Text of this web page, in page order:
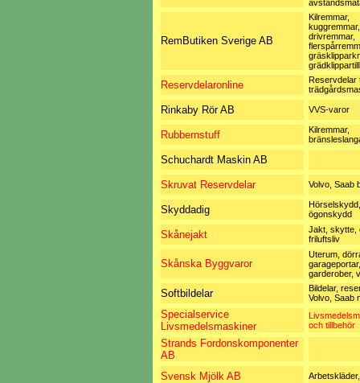
RemButiken Sverige AB
Kilremmar,
kuggremmar,
drivremmar,
Reservdelaronline
Reservdelar
Rinkaby Rör AB VVS-varor
Rubbernstuff
Kilremmar,
Schuchardt Maskin AB
Skruvat Reservdelar Volvo, Saab
Skyddadig
Hörselskydd,
ögonskydd
Skånejakt
Jakt, skytte,
friluftsliv
Skånska Byggvaror
Uterum,
garderober,
Softbildelar
Bildelar,
Volvo, Saab
Specialservice
Livsmedelsmaskiner
och tillbehör
Strands Fordonskomponenter
AB
Svensk Mjölk AB